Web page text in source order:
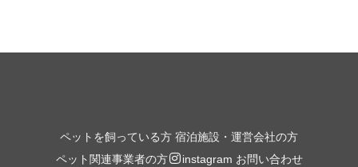
ペットを飼っている方 宿泊施設・運営会社の方
ペット関連事業者の方
instagram お問い合わせ